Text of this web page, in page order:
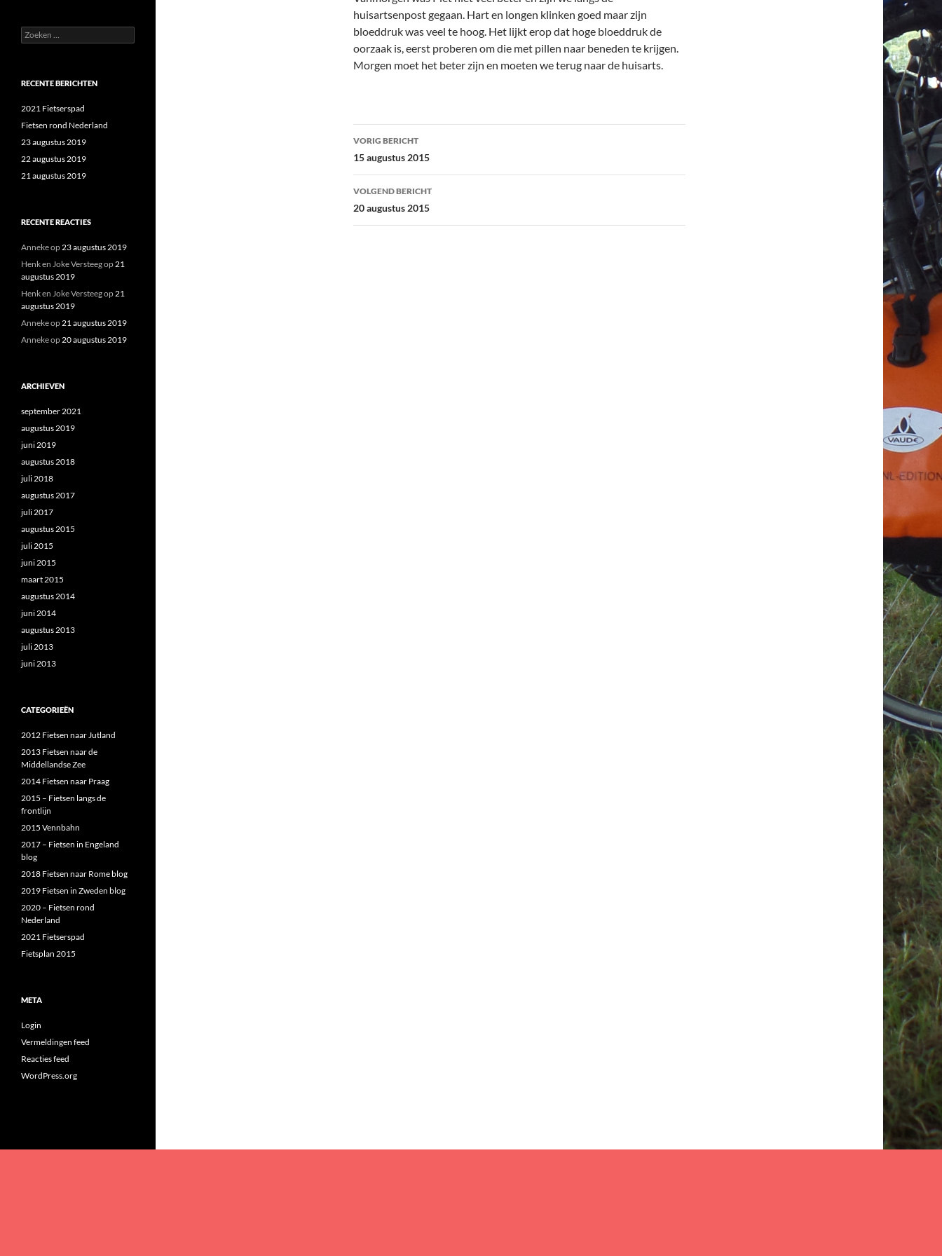
huisartsenpost gegaan. Hart en longen klinken goed maar zijn
bloeddruk was veel te hoog. Het lijkt erop dat hoge bloeddruk de
oorzaak is, eerst proberen om die met pillen naar beneden te krijgen.
Morgen moet het beter zijn en moeten we terug naar de huisarts.
Bericht
navigatie
VORIG BERICHT
15 augustus 2015
VOLGEND BERICHT
20 augustus 2015
Zoeken
naar:
RECENTE BERICHTEN
2021 Fietserspad
Fietsen rond Nederland
23 augustus 2019
22 augustus 2019
21 augustus 2019
RECENTE REACTIES
Annekeop23 augustus 2019
Henk en Joke Versteegop21
augustus 2019
Henk en Joke Versteegop21
augustus 2019
Annekeop21 augustus 2019
Annekeop20 augustus 2019
ARCHIEVEN
september 2021
augustus 2019
juni 2019
augustus 2018
juli 2018
augustus 2017
juli 2017
augustus 2015
juli 2015
juni 2015
maart 2015
augustus 2014
juni 2014
augustus 2013
juli 2013
juni 2013
CATEGORIEËN
2012 Fietsen naar Jutland
2013 Fietsen naar de
Middellandse Zee
2014 Fietsen naar Praag
2015 – Fietsen langs de
frontlijn
2015 Vennbahn
2017 – Fietsen in Engeland
blog
2018 Fietsen naar Rome blog
2019 Fietsen in Zweden blog
2020 – Fietsen rond
Nederland
2021 Fietserspad
Fietsplan 2015
META
Login
Vermeldingen feed
Reacties feed
WordPress.org